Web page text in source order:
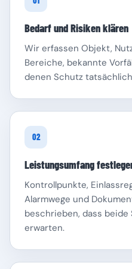
Schleswig-Holstein
Bedarf und Risiken klären
Wir erfassen Objekt,
Bereiche, bekannte
denen Schutz
02
Leistungsumfang
Kontrollpunkte,
Alarmwege und
beschrieben, dass
erwarten.